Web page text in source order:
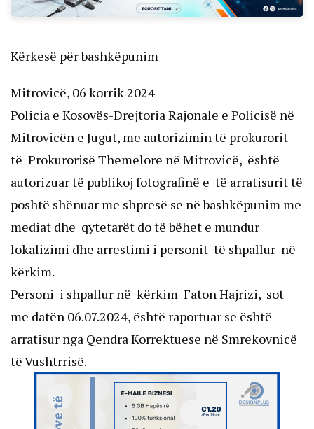
Kërkesë për bashkëpunim
Mitrovicë, 06 korrik 2024
Policia e Kosovës-Drejtoria Rajonale e Policisë në
Mitrovicën e Jugut, me autorizimin të prokurorit
të Prokurorisë Themelore në Mitrovicë, është
autorizuar të publikoj fotografinë e të arratisurit të
poshtë shënuar me shpresë se në bashkëpunim me
mediat dhe qytetarët do të bëhet e mundur
lokalizimi dhe arrestimi i personit të shpallur në
kërkim.
Personi i shpallur në kërkim Faton Hajrizi, sot
me datën 06.07.2024, është raportuar se është
arratisur nga Qendra Korrektuese në Smrekovnicë
të Vushtrrisë.